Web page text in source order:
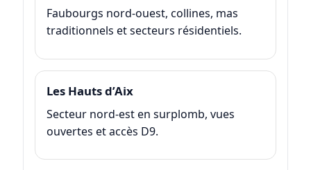
Faubourgs nord-ouest, collines, mas
traditionnels et secteurs résidentiels.
Les Hauts d’Aix
Secteur nord-est en surplomb, vues
ouvertes et accès D9.